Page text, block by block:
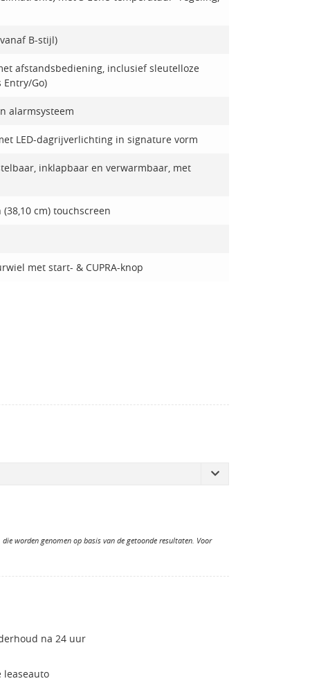
B-stijl)
afstandsbediening, inclusief sleutelloze
Entry/Go)
alarmsysteem
LED-dagrijverlichting in signature vorm
inklapbaar en verwarmbaar, met
cm) touchscreen
met start- & CUPRA-knop
worden genomen op basis van de getoonde resultaten. Voor
na 24 uur
leaseauto